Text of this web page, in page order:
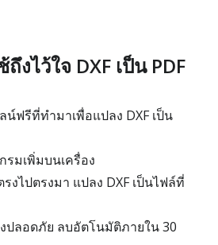
งไว้ใจ DXF เป็น PDF
น์ฟรีที่ทำมาเพื่อแปลง DXF เป็น
รมเพิ่มบนเครื่อง
งไปตรงมา แปลง DXF เป็นไฟล์ที่
ปลอดภัย ลบอัตโนมัติภายใน 30